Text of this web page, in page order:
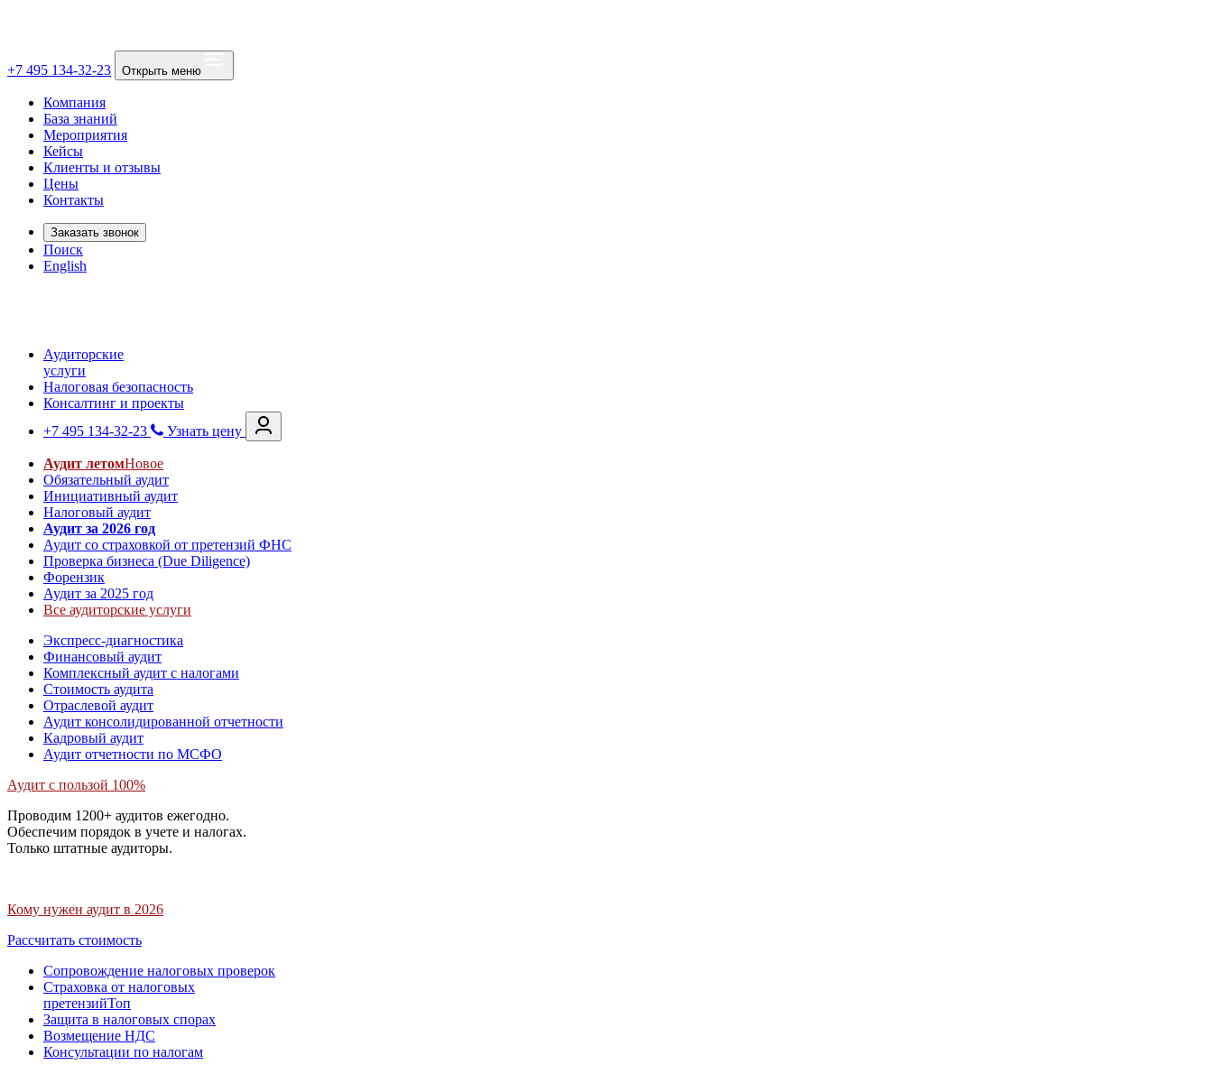
+7 495 134-32-23 Открыть меню
Компания
База знаний
Мероприятия
Кейсы
Клиенты и отзывы
Цены
Контакты
Заказать звонок
Поиск
English
Аудиторские
услуги
Налоговая безопасность
Консалтинг и проекты
+7 495 134-32-23
Узнать цену
Аудит летомНовое
Обязательный аудит
Инициативный аудит
Налоговый аудит
Аудит за 2026 год
Аудит со страховкой от претензий ФНС
Проверка бизнеса (Due Diligence)
Форензик
Аудит за 2025 год
Все аудиторские услуги
Экспресс-диагностика
Финансовый аудит
Комплексный аудит с налогами
Стоимость аудита
Отраслевой аудит
Аудит консолидированной отчетности
Кадровый аудит
Аудит отчетности по МСФО
Аудит с пользой 100%
Проводим 1200+ аудитов ежегодно.
Обеспечим порядок в учете и налогах.
Только штатные аудиторы.
Кому нужен аудит в 2026
Рассчитать стоимость
Сопровождение налоговых проверок
Страховка от налоговых
претензийТоп
Защита в налоговых спорах
Возмещение НДС
Консультации по налогам